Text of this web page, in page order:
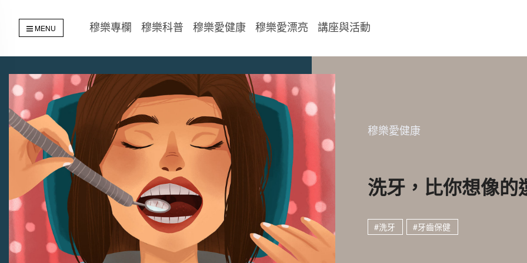
MENU 穆樂專欄 穆樂科普 穆樂愛健康 穆樂愛漂亮 講座與活動
穆樂愛健康
洗牙，比你想像的
#洗牙 #牙齒保健